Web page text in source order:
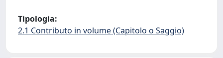
Tipologia:
2.1 Contributo in volume (Capitolo o Saggio)